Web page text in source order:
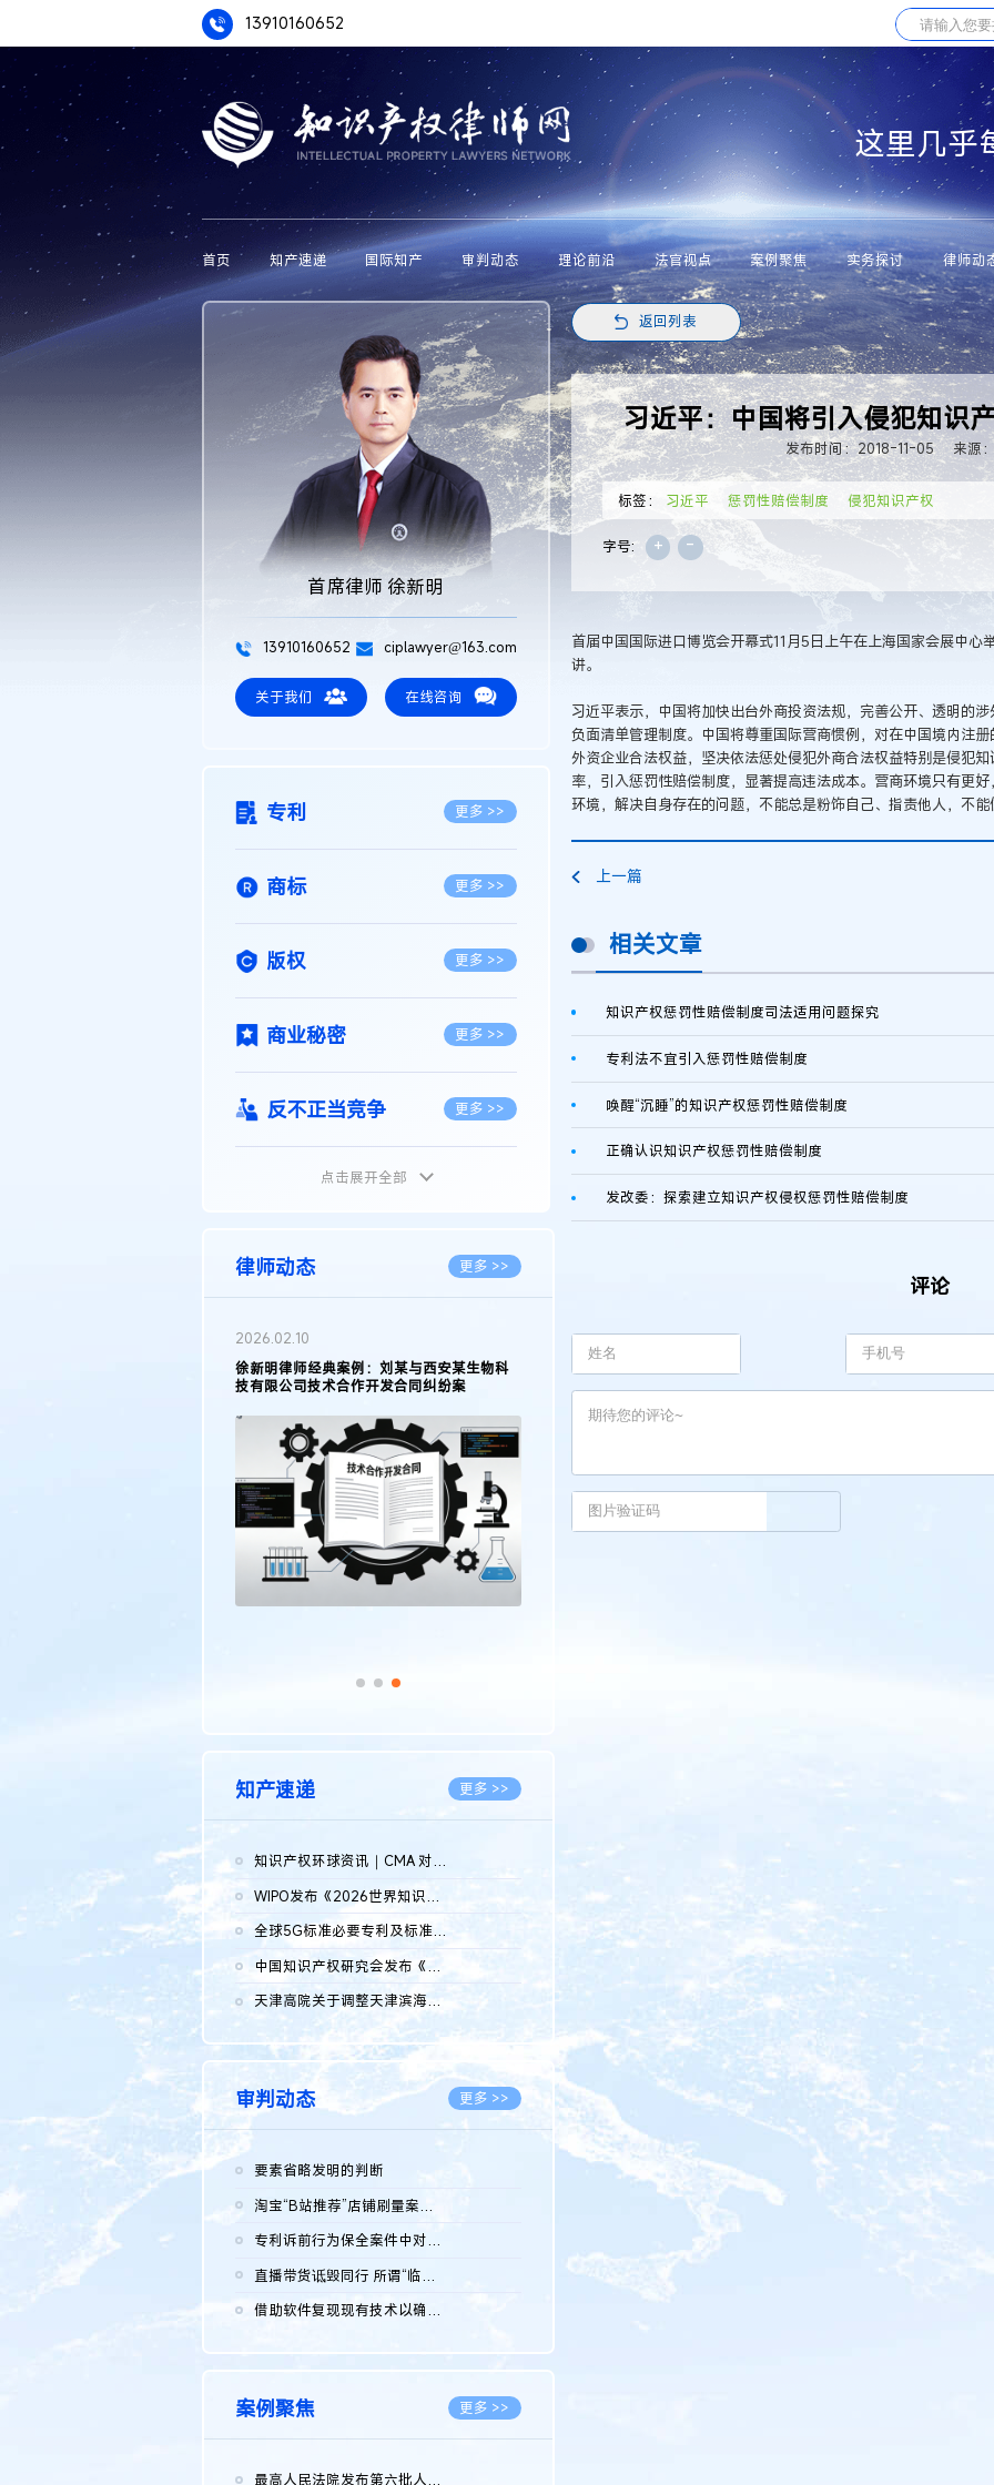
13910160652
这里几乎
首页 知产速递 国际知产 审判动态 理论前沿 法官视点 案例聚焦 实务探讨 律师动
首席律师 徐新明
13910160652 ciplawyer@163.com
关于我们 在线咨询
专利 更多 >>
商标 更多 >>
版权 更多 >>
商业秘密 更多 >>
反不正当竞争 更多 >>
植物新品种
地理标志 更多 >>
集成电路布图设计
传统文化 更多 >>
点击展开全部
律师动态 更多 >>
2026.02.10
徐新明律师经典案例：刘某与西安某生物科
技有限公司技术合作开发合同纠纷案
知产速递 更多 >>
知识产权环球资讯｜CMA 对微软发起调查；批量搬运二手平台数据构...
WIPO发布《2026世界知识产权报告》 含报告全文
全球5G标准必要专利及标准提案研究报告（2026年）全文发布
中国知识产权研究会发布《2025年度中国企业海外知识产权纠纷调查...
2026.08.07
天津高院关于调整天津滨海高新技术产业开发区华苑科技园一审普通...
2026.08.07
审判动态 更多 >>
要素省略发明的判断
淘宝“B站推荐”店铺刷量案维持原判，两被告连带赔偿150万元
专利诉前行为保全案件中对仿制药申请人曾作出三类声明的考量及违...
直播带货诋毁同行 所谓“临场发挥”不免责
借助软件复现现有技术以确认相关参数特征是否被公开
案例聚焦 更多 >>
最高人民法院发布第六批人民法院种业知识产权司法保护典型案例 含...
返回列表
习近平：中国将引入侵犯知识
发布时间：2018-11-05 来源
标签： 习近平 惩罚性赔偿制度 侵犯知识产权
字号: + -
首届中国国际进口博览会开幕式11月5日上午在上海国家会展中
讲。
习近平表示，中国将加快出台外商投资法规，完善公开、透明的
负面清单管理制度。中国将尊重国际营商惯例，对在中国境内注
外资企业合法权益，坚决依法惩处侵犯外商合法权益特别是侵犯
率，引入惩罚性赔偿制度，显著提高违法成本。营商环境只有更
环境，解决自身存在的问题，不能总是粉饰自己、指责他人，不
上一篇
相关文章
知识产权惩罚性赔偿制度司法适用问题探究
专利法不宜引入惩罚性赔偿制度
唤醒“沉睡”的知识产权惩罚性赔偿制度
正确认识知识产权惩罚性赔偿制度
发改委：探索建立知识产权侵权惩罚性赔偿制度
评论